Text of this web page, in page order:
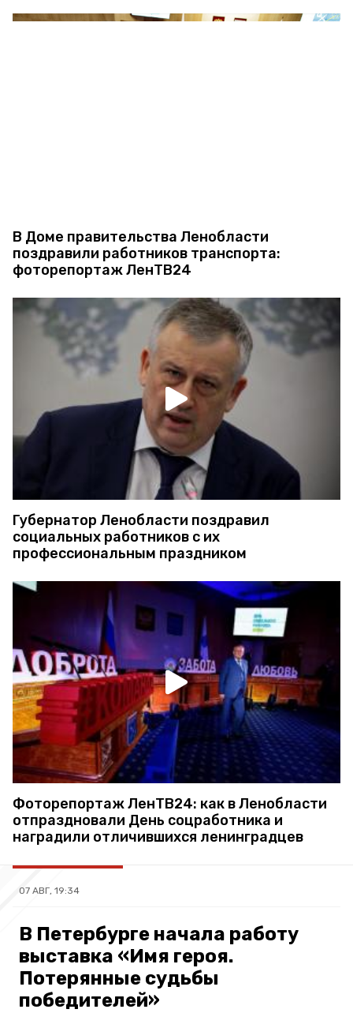
В Доме правительства Ленобласти
поздравили работников транспорта:
фоторепортаж ЛенТВ24
Губернатор Ленобласти поздравил
социальных работников с их
профессиональным праздником
Фоторепортаж ЛенТВ24: как в Ленобласти
отпраздновали День соцработника и
наградили отличившихся ленинградцев
07 АВГ, 19:34
В Петербурге начала работу
выставка «Имя героя.
Потерянные судьбы
победителей»